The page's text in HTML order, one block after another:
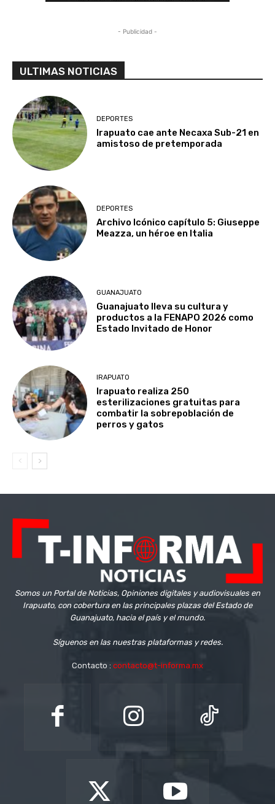
- Publicidad -
ULTIMAS NOTICIAS
DEPORTES
Irapuato cae ante Necaxa Sub-21 en
amistoso de pretemporada
DEPORTES
Archivo Icónico capítulo 5: Giuseppe
Meazza, un héroe en Italia
GUANAJUATO
Guanajuato lleva su cultura y
productos a la FENAPO 2026 como
Estado Invitado de Honor
IRAPUATO
Irapuato realiza 250
esterilizaciones gratuitas para
combatir la sobrepoblación de
perros y gatos
Somos un Portal de Noticias, Opiniones digitales y audiovisuales en
Irapuato, con cobertura en las principales plazas del Estado de
Guanajuato, hacia el país y el mundo.
Síguenos en las nuestras plataformas y redes.
Contacto : contacto@t-informa.mx